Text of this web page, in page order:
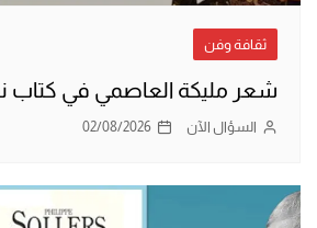
ثقافة وفن
شعر مليكة العاصمي في كتاب
السؤال الآن 02/08/2026